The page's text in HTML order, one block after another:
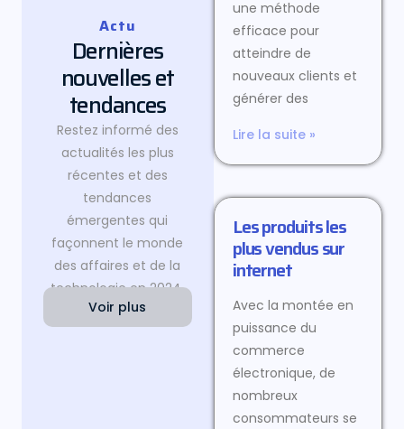
Actu
Dernières
nouvelles et
tendances
Restez informé des
actualités les plus
récentes et des
tendances
émergentes qui
façonnent le monde
des affaires et de la
technologie en 2024.
Voir plus
une méthode
efficace pour
atteindre de
nouveaux clients et
générer des
Lire la suite »
Les produits les
plus vendus sur
internet
Avec la montée en
puissance du
commerce
électronique, de
nombreux
consommateurs se